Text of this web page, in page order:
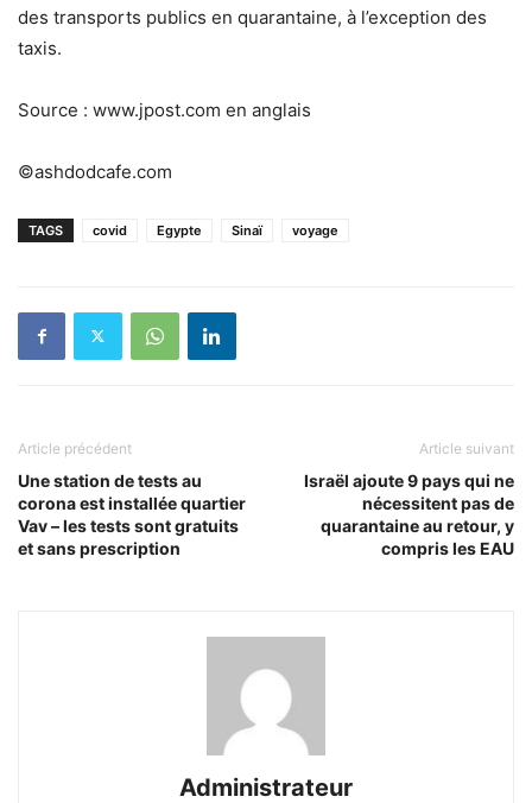
des transports publics en quarantaine, à l’exception des
taxis.
Source : www.jpost.com en anglais
©ashdodcafe.com
TAGS covid Egypte Sinaï voyage
Article précédent
Une station de tests au
corona est installée quartier
Vav – les tests sont gratuits
et sans prescription
Article suivant
Israël ajoute 9 pays qui ne
nécessitent pas de
quarantaine au retour, y
compris les EAU
Administrateur